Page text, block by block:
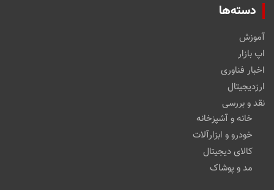
دسته‌ها
آموزش
اپ بازار
اخبار فناوری
ارزدیجیتال
نقد و بررسی
خانه و آشپزخانه
خودرو و ابزارآلات
کالای دیجیتال
مد و پوشاک